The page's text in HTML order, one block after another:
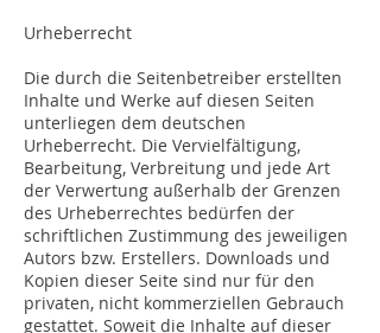
Urheberrecht
Die durch die Seitenbetreiber erstellten
Inhalte und Werke auf diesen Seiten
unterliegen dem deutschen
Urheberrecht. Die Vervielfältigung,
Bearbeitung, Verbreitung und jede Art
der Verwertung außerhalb der Grenzen
des Urheberrechtes bedürfen der
schriftlichen Zustimmung des jeweiligen
Autors bzw. Erstellers. Downloads und
Kopien dieser Seite sind nur für den
privaten, nicht kommerziellen Gebrauch
gestattet. Soweit die Inhalte auf dieser